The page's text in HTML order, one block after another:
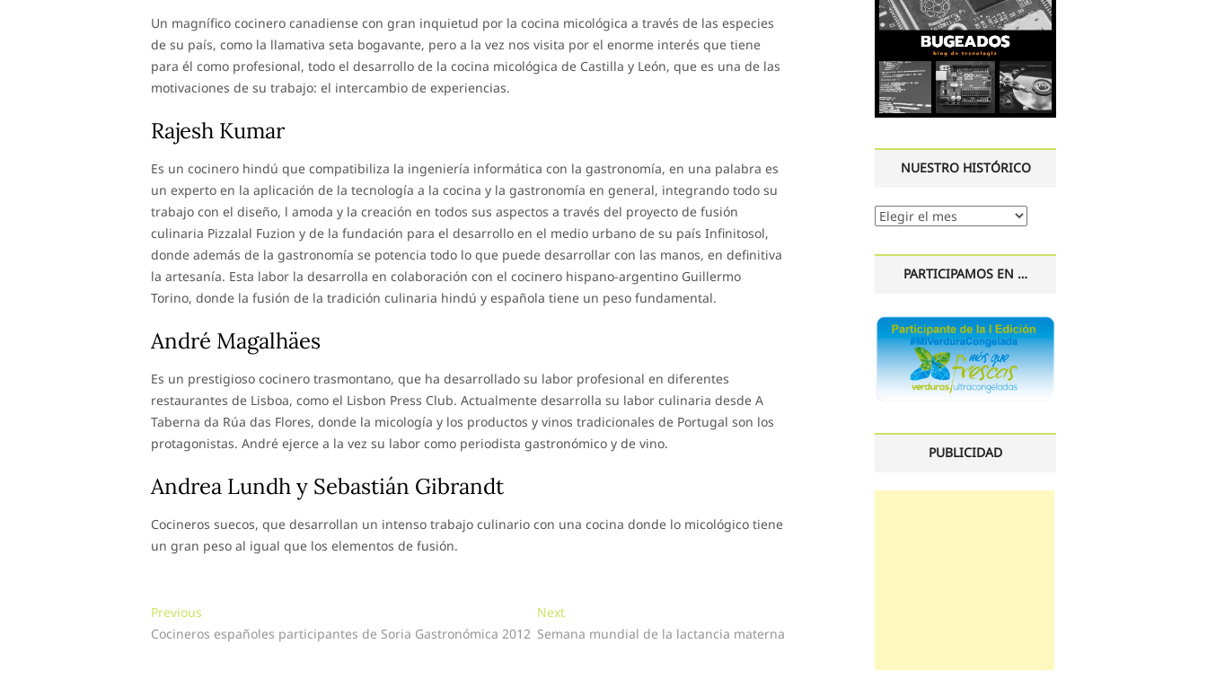
Un magnífico cocinero canadiense con gran inquietud por la cocina micológica a través de las especies
de su país, como la llamativa seta bogavante, pero a la vez nos visita por el enorme interés que tiene
para él como profesional, todo el desarrollo de la cocina micológica de Castilla y León, que es una de las
motivaciones de su trabajo: el intercambio de experiencias.
Rajesh Kumar
Es un cocinero hindú que compatibiliza la ingeniería informática con la gastronomía, en una palabra es
un experto en la aplicación de la tecnología a la cocina y la gastronomía en general, integrando todo su
trabajo con el diseño, l amoda y la creación en todos sus aspectos a través del proyecto de fusión
culinaria Pizzalal Fuzion y de la fundación para el desarrollo en el medio urbano de su país Infinitosol,
donde además de la gastronomía se potencia todo lo que puede desarrollar con las manos, en definitiva
la artesanía. Esta labor la desarrolla en colaboración con el cocinero hispano-argentino Guillermo
Torino, donde la fusión de la tradición culinaria hindú y española tiene un peso fundamental.
André Magalhäes
Es un prestigioso cocinero trasmontano, que ha desarrollado su labor profesional en diferentes
restaurantes de Lisboa, como el Lisbon Press Club. Actualmente desarrolla su labor culinaria desde A
Taberna da Rúa das Flores, donde la micología y los productos y vinos tradicionales de Portugal son los
protagonistas. André ejerce a la vez su labor como periodista gastronómico y de vino.
Andrea Lundh y Sebastián Gibrandt
Cocineros suecos, que desarrollan un intenso trabajo culinario con una cocina donde lo micológico tiene
un gran peso al igual que los elementos de fusión.
Navegación
de
Previous
post:
Cocineros españoles participantes de Soria Gastronómica 2012
NextNext
post:
Semana mundial de la lactancia materna
NUESTRO HISTÓRICO
Nuestro
PARTICIPAMOS EN …
PUBLICIDAD